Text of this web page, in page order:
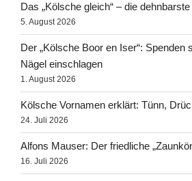
Das „Kölsche gleich“ – die
5. August 2026
Der „Kölsche Boor en Iser“: Spenden
Nägel einschlagen
1. August 2026
Kölsche Vornamen erklärt: Tünn,
24. Juli 2026
Alfons Mauser: Der friedliche
16. Juli 2026